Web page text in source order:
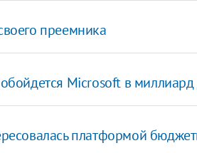
преемника
Microsoft в
платформой